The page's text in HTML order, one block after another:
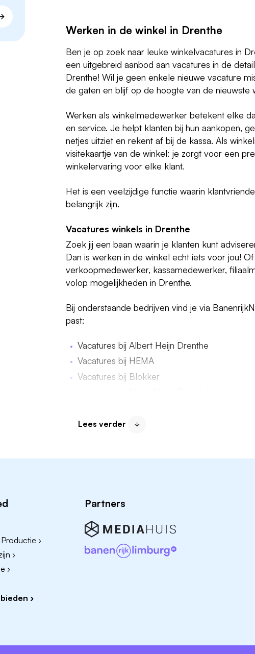
Werken in de winkel in Drenthe
Ben je op zoek naar leuke winkelvacatures in
een uitgebreid aanbod aan vacatures in de
Drenthe! Wil je geen enkele nieuwe vacature
de gaten en blijf op de hoogte van de nieuwste
Werken als winkelmedewerker betekent elke
en service. Je helpt klanten bij hun aankopen,
netjes uitziet en rekent af bij de kassa. Als
visitekaartje van de winkel: je zorgt voor een
winkelervaring voor elke klant.
Het is een veelzijdige functie waarin
belangrijk zijn.
Vacatures winkels in Drenthe
Zoek jij een baan waarin je klanten kunt
Dan is werken in de winkel echt iets voor jou!
verkoopmedewerker, kassamedewerker,
volop mogelijkheden in Drenthe.
Bij onderstaande bedrijven vind je via
past:
Vacatures bij Albert Heijn Drenthe
Vacatures bij HEMA
Vacatures bij Blokker
Vacatures bij Bakker Bart
Verkoopmedewerker vacatures in Drenthe
Receptioniste vacatures in Drenthe
Klantenservice vacatures in Drenthe
Lees verder
›
›
›
›
Partners